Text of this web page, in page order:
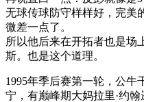
无球传球防守样样好，完美
微差一点了。
所以他后来在开拓者也是场
斯。也是这个道理。
1995年季后赛第一轮，公牛
宁，有巅峰期大妈拉里·